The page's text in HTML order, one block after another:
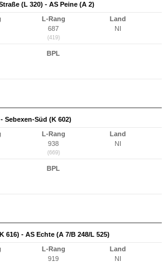
(L 320) - AS Peine (A 2)
L-Rang
687
(419)
Land
NI
BPL
Sebexen-Süd (K 602)
L-Rang
938
(669)
Land
NI
BPL
616) - AS Echte (A 7/B 248/L 525)
L-Rang
919
Land
NI